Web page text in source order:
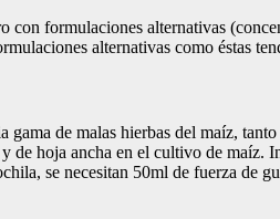
formulaciones alternativas
alternativas como éstas
de malas hierbas del maíz,
de hoja ancha en el cultivo de
se necesitan 50ml de fuerza de